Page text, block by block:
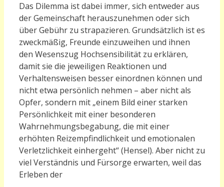
Das Dilemma ist dabei immer, sich entweder aus
der Gemeinschaft herauszunehmen oder sich
über Gebühr zu strapazieren. Grundsätzlich ist es
zweckmäßig, Freunde einzuweihen und ihnen
den Wesenszug Hochsensibilität zu erklären,
damit sie die jeweiligen Reaktionen und
Verhaltensweisen besser einordnen können und
nicht etwa persönlich nehmen – aber nicht als
Opfer, sondern mit „einem Bild einer starken
Persönlichkeit mit einer besonderen
Wahrnehmungsbegabung, die mit einer
erhöhten Reizempfindlichkeit und emotionalen
Verletzlichkeit einhergeht“ (Hensel). Aber nicht zu
viel Verständnis und Fürsorge erwarten, weil das
Erleben der